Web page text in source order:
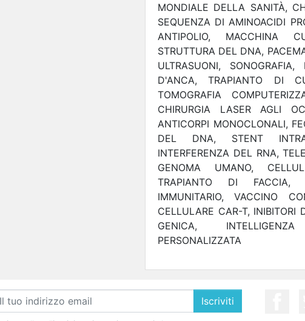
MONDIALE DELLA SANITÀ,
SEQUENZA DI AMINOACIDI
ANTIPOLIO, MACCHINA
STRUTTURA DEL DNA,
ULTRASUONI,
D'ANCA, TRAPIANTO DI
TOMOGRAFIA
CHIRURGIA LASER AGLI
ANTICORPI MONOCLONALI,
DEL DNA, STENT
INTERFERENZA DEL RNA,
GENOMA UMANO,
TRAPIANTO DI FACCIA,
IMMUNITARIO, VACCINO
CELLULARE CAR-T, INIBITORI
GENICA,
PERSONALIZZATA
Iscriviti